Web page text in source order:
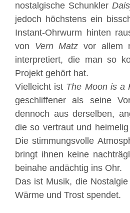
nostalgische Schunkler
jedoch höchstens ein
Instant-Ohrwurm hinten
von Vern Matz vor allem
interpretiert, die man so
Projekt gehört hat.
Vielleicht ist The Moon is a
geschliffener als seine
dennoch aus derselben,
die so vertraut und
Die stimmungsvolle
bringt ihnen keine
beinahe andächtig ins Ohr.
Das ist Musik, die
Wärme und Trost spendet.